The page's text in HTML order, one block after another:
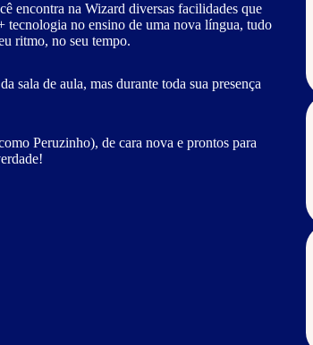
encontra na Wizard diversas facilidades que
tecnologia no ensino de uma nova língua, tudo
ritmo, no seu tempo.
sala de aula, mas durante toda sua presença
Peruzinho), de cara nova e prontos para